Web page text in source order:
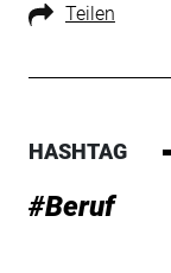
Teilen
HASHTAG
#Beruf